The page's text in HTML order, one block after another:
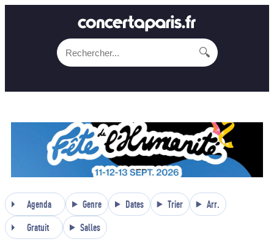
🔍
Agenda Genre Dates Trier Arr.
Gratuit Salles